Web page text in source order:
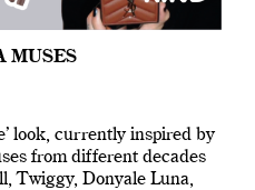
MUSES
look, currently inspired by
from different decades
Twiggy, Donyale Luna,